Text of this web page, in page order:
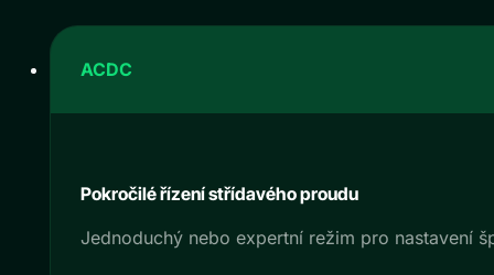
Pokročilé řízení střídavého proudu
Jednoduchý nebo expertní režim pro nastavení
ACDC